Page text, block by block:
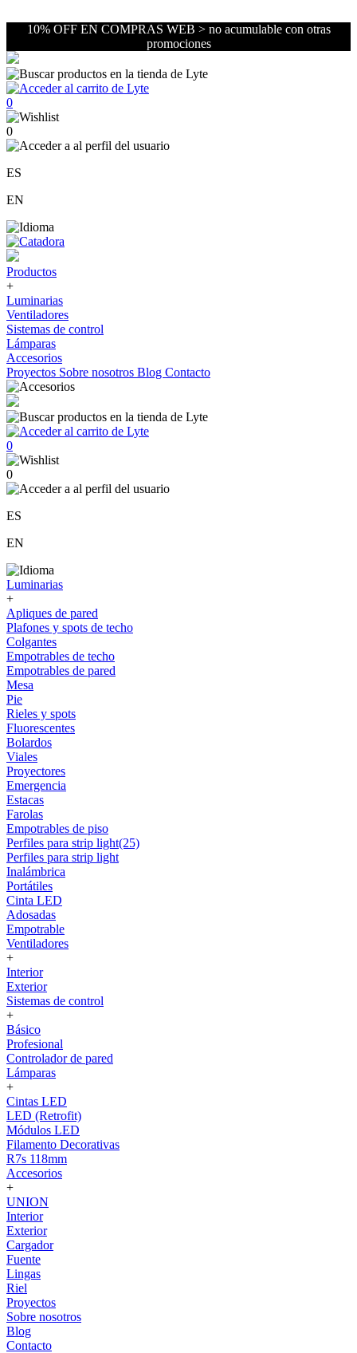
10% OFF EN COMPRAS WEB > no acumulable con otras
promociones
0
0
ES
EN
Productos
+
Luminarias
Ventiladores
Sistemas de control
Lámparas
Accesorios
Proyectos Sobre nosotros Blog Contacto
0
0
ES
EN
Luminarias
+
Apliques de pared
Plafones y spots de techo
Colgantes
Empotrables de techo
Empotrables de pared
Mesa
Pie
Rieles y spots
Fluorescentes
Bolardos
Viales
Proyectores
Emergencia
Estacas
Farolas
Empotrables de piso
Perfiles para strip light(25)
Perfiles para strip light
Inalámbrica
Portátiles
Cinta LED
Adosadas
Empotrable
Ventiladores
+
Interior
Exterior
Sistemas de control
+
Básico
Profesional
Controlador de pared
Lámparas
+
Cintas LED
LED (Retrofit)
Módulos LED
Filamento Decorativas
R7s 118mm
Accesorios
+
UNION
Interior
Exterior
Cargador
Fuente
Lingas
Riel
Proyectos
Sobre nosotros
Blog
Contacto